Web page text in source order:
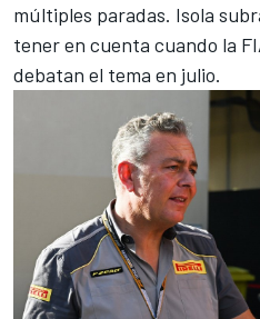
múltiples paradas. Isola
tener en cuenta cuando la
debatan el tema en julio.